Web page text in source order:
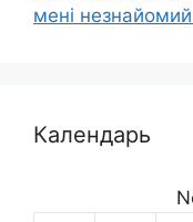
мені незнайомий
Календарь